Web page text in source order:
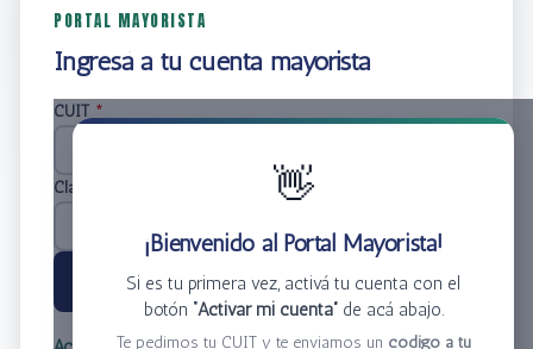
PORTAL MAYORISTA
Ingresá a tu cuenta mayorista
👋
¡Bienvenido al Portal Mayorista!
Si es tu primera vez, activá tu cuenta con el
botón “Activar mi cuenta”de acá abajo.
Te pedimos tu CUIT y te enviamos un código a tu
CUIT *
Clave
Ingresar